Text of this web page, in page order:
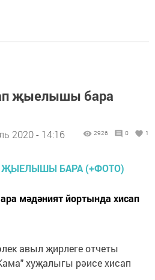
җыелышы бара
2020 - 14:16 2926 0 1
мәдәният йортында хисап
авыл җирлеге отчеты
хуҗалыгы рәисе хисап